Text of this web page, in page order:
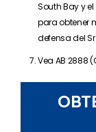
South Bay y
para obtener
defensa del
Vea AB 2888